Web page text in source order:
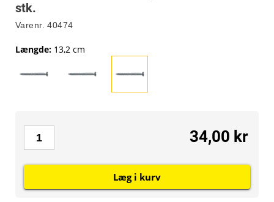
stk.
Varenr. 40474
Længde: 13,2 cm
34,00 kr
Læg i kurv